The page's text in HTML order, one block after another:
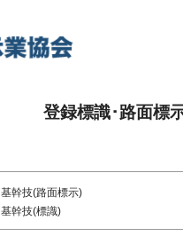
登録標識･路面標
基幹技(路面標示)
基幹技(標識)